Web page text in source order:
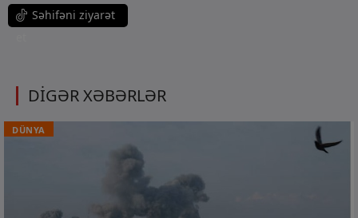
Səhifəni ziyarət
DİGƏR XƏBƏRLƏR
DÜNYA